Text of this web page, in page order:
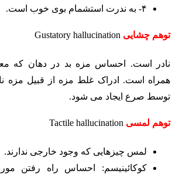
۴- به ندرت استشمام بوی خوب است.
توهم چشایی
نادر است. احساس مزه بد در دهان که
همراه است.
ادراک غلط مزه از قبیل مزه
توسط صرع ایجاد می ­شود.
توهم لمسی
لمس چیزهایی که وجود خارجی ندارند.
کوکائینیسم: احساس راه رفتن